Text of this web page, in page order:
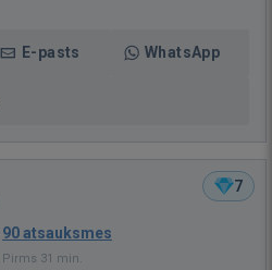
E-pasts WhatsApp
7
90 atsauksmes
Pirms 31 min.